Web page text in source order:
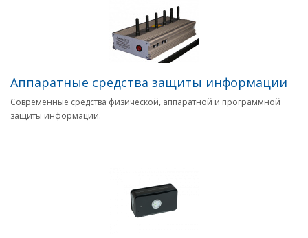
Аппаратные средства защиты информации
Современные средства физической, аппаратной и программной
защиты информации.